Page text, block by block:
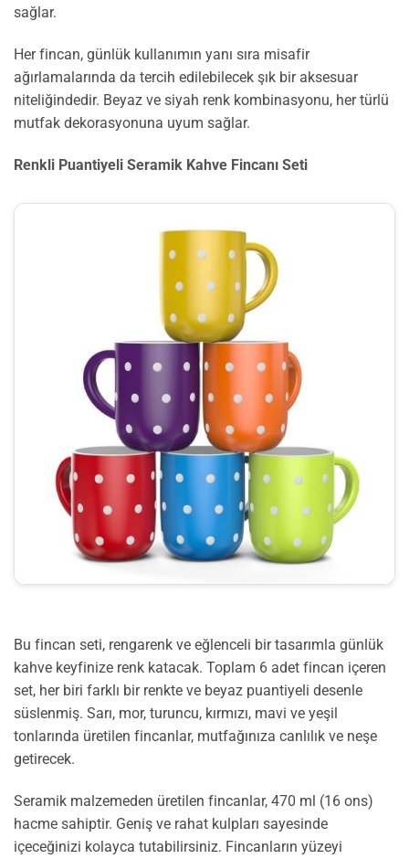
sağlar.
Her fincan, günlük kullanımın yanı sıra misafir
ağırlamalarında da tercih edilebilecek şık bir aksesuar
niteliğindedir. Beyaz ve siyah renk kombinasyonu, her türlü
mutfak dekorasyonuna uyum sağlar.
Renkli Puantiyeli Seramik Kahve Fincanı Seti
Bu fincan seti, rengarenk ve eğlenceli bir tasarımla günlük
kahve keyfinize renk katacak. Toplam 6 adet fincan içeren
set, her biri farklı bir renkte ve beyaz puantiyeli desenle
süslenmiş. Sarı, mor, turuncu, kırmızı, mavi ve yeşil
tonlarında üretilen fincanlar, mutfağınıza canlılık ve neşe
getirecek.
Seramik malzemeden üretilen fincanlar, 470 ml (16 ons)
hacme sahiptir. Geniş ve rahat kulpları sayesinde
içeceğinizi kolayca tutabilirsiniz. Fincanların yüzeyi